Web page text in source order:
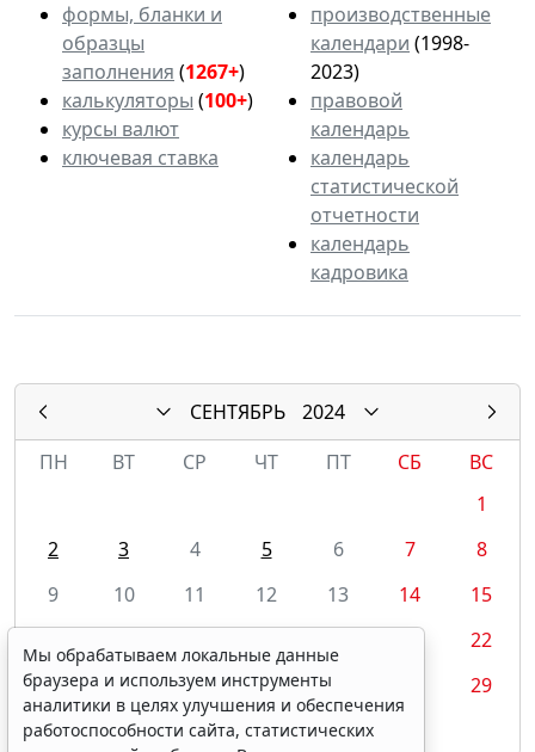
формы, бланки и
образцы
заполнения (1267+)
калькуляторы (100+)
курсы валют
ключевая ставка
производственные
календари (1998-
2023)
правовой
календарь
календарь
статистической
отчетности
календарь
кадровика
СЕНТЯБРЬ
2024
ПН
ВТ СР ЧТ ПТ СБ
ВС
1
2
3 4 5 6 7
8
9
10 11 12 13 14
15
22
23
24 25 26 27
29
30
Мы обрабатываем локальные данные
браузера и используем инструменты
аналитики в целях улучшения и обеспечения
работоспособности сайта, статистических